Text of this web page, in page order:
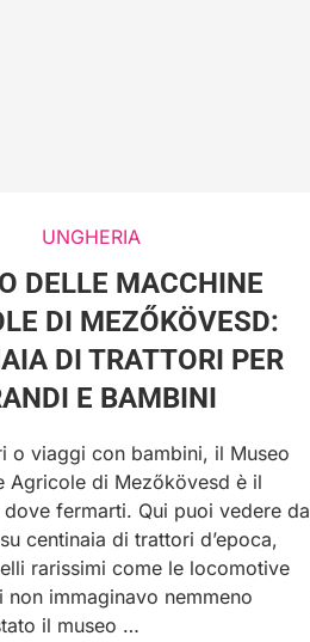
UNGHERIA
DELLE MACCHINE
DI MEZŐKÖVESD:
DI TRATTORI PER
E BAMBINI
o viaggi con bambini, il Museo
Agricole di Mezőkövesd è il
fermarti. Qui puoi vedere da
centinaia di trattori d’epoca,
rarissimi come le locomotive
immaginavo nemmeno
il museo …